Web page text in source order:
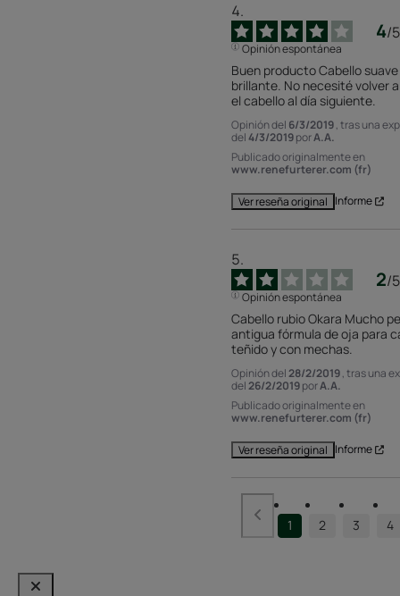
4/5
Opinión espontánea
Buen producto Cabello suave
brillante. No necesité volver
el cabello al día siguiente.
Opinión del 6/3/2019, tras una
del4/3/2019porA.A.
Publicado originalmente en
www.renefurterer.com (fr)
Ver reseña original Informe
2/5
Opinión espontánea
Cabello rubio Okara Mucho
antigua fórmula de oja para
teñido y con mechas.
Opinión del28/2/2019, tras una
del26/2/2019porA.A.
Publicado originalmente en
www.renefurterer.com (fr)
Ver reseña original Informe
1 2 3 4